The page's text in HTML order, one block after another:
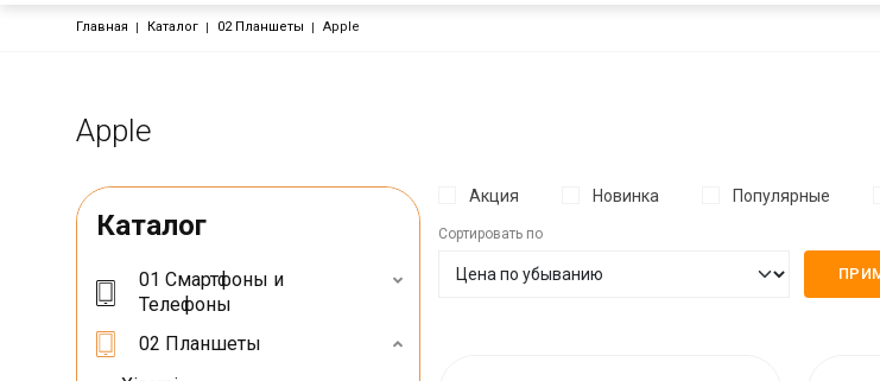
Строка навигации
Главная Каталог 02 Планшеты Apple
Apple
Каталог
01 Смартфоны и
Телефоны
02 Планшеты
Акция Новинка Популярные
Сортировать по